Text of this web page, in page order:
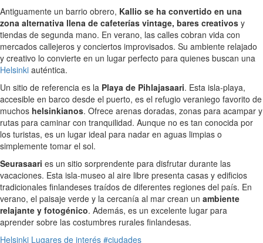
Antiguamente un barrio obrero, Kallio se ha convertido en una
zona alternativa llena de cafeterías vintage, bares creativos y
tiendas de segunda mano. En verano, las calles cobran vida con
mercados callejeros y conciertos improvisados. Su ambiente relajado
y creativo lo convierte en un lugar perfecto para quienes buscan una
Helsinki auténtica.
Un sitio de referencia es la Playa de Pihlajasaari. Esta isla-playa,
accesible en barco desde el puerto, es el refugio veraniego favorito de
muchos helsinkianos. Ofrece arenas doradas, zonas para acampar y
rutas para caminar con tranquilidad. Aunque no es tan conocida por
los turistas, es un lugar ideal para nadar en aguas limpias o
simplemente tomar el sol.
Seurasaari es un sitio sorprendente para disfrutar durante las
vacaciones. Esta isla-museo al aire libre presenta casas y edificios
tradicionales finlandeses traídos de diferentes regiones del país. En
verano, el paisaje verde y la cercanía al mar crean un ambiente
relajante y fotogénico. Además, es un excelente lugar para
aprender sobre las costumbres rurales finlandesas.
Helsinki Lugares de interés #ciudades